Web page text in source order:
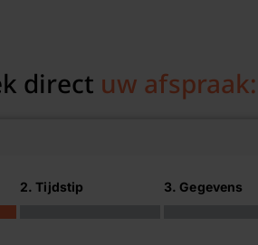
direct uw afspraak:
2. Tijdstip 3. Gegevens